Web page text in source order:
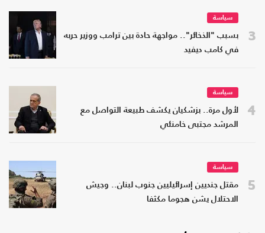
3
سياسة
بسبب "الذخائر".. مواجهة حادة بين ترامب ووزير حربه
في كامب ديفيد
4
سياسة
لأول مرة.. بزشكيان يكشف طبيعة التواصل مع
المرشد مجتبى خامنئي
5
سياسة
مقتل جنديين إسرائيليين جنوب لبنان.. وجيش
الاحتلال يشن هجوما مكثفا